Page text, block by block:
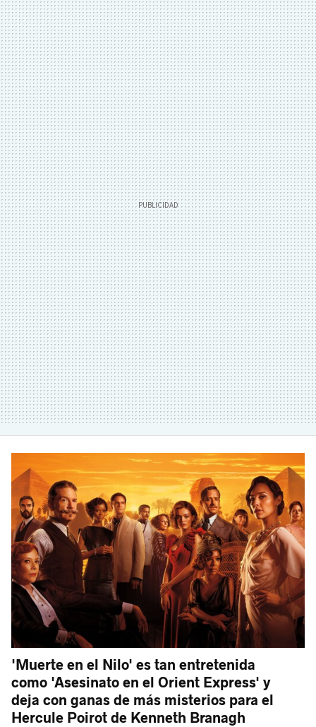
'Muerte en el Nilo' es tan entretenida
como 'Asesinato en el Orient Express' y
deja con ganas de más misterios para el
Hercule Poirot de Kenneth Branagh